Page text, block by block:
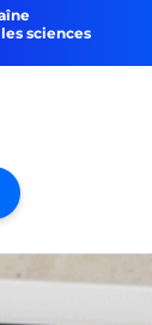
sciences